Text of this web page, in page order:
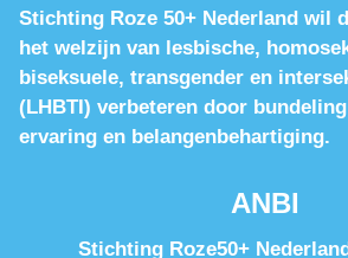
Stichting Roze 50+ Nederland wil
het welzijn van lesbische,
biseksuele, transgender en
(LHBTI) verbeteren door
ervaring en belangenbehartiging.
ANBI
Stichting Roze50+